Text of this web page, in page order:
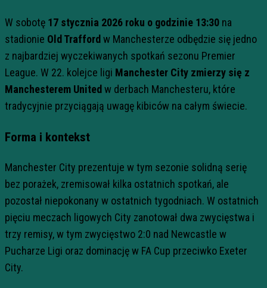
W sobotę 17 stycznia 2026 roku o godzinie 13:30 na
stadionie Old Trafford w Manchesterze odbędzie się jedno
z najbardziej wyczekiwanych spotkań sezonu Premier
League. W 22. kolejce ligi Manchester City zmierzy się z
Manchesterem United w derbach Manchesteru, które
tradycyjnie przyciągają uwagę kibiców na całym świecie.
Forma i kontekst
Manchester City prezentuje w tym sezonie solidną serię
bez porażek, zremisował kilka ostatnich spotkań, ale
pozostał niepokonany w ostatnich tygodniach. W ostatnich
pięciu meczach ligowych City zanotował dwa zwycięstwa i
trzy remisy, w tym zwycięstwo 2:0 nad Newcastle w
Pucharze Ligi oraz dominację w FA Cup przeciwko Exeter
City.